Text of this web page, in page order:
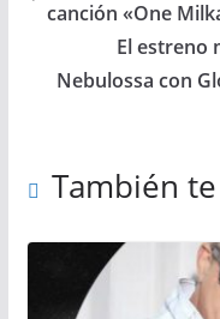
canción «One
El estreno
Nebulossa con
También